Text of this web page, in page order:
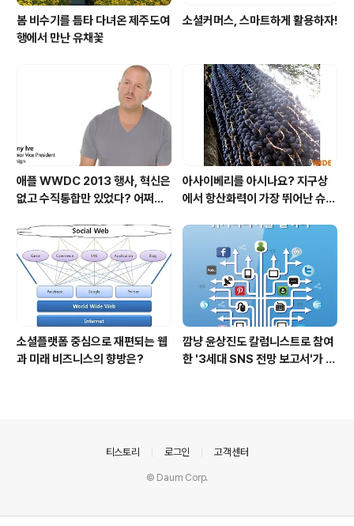
봄 비수기를 틈타 다녀온 제주도여
행에서 만난 유채꽃
소셜커머스, 스마트하게 활용하자!
애플 WWDC 2013 행사, 혁신은
없고 수직통합만 있었다? 어쩌면
아사이베리를 아시나요? 지구상
에서 항산화력이 가장 뛰어난 슈퍼
소셜플랫폼 중심으로 재편되는 웹
과 미래 비즈니스의 향방은?
깜냥 윤상진도 칼럼니스트로 참여
한 '3세대 SNS 전망 보고서'가 발
티스토리 로그인 고객센터
© Daum Corp.